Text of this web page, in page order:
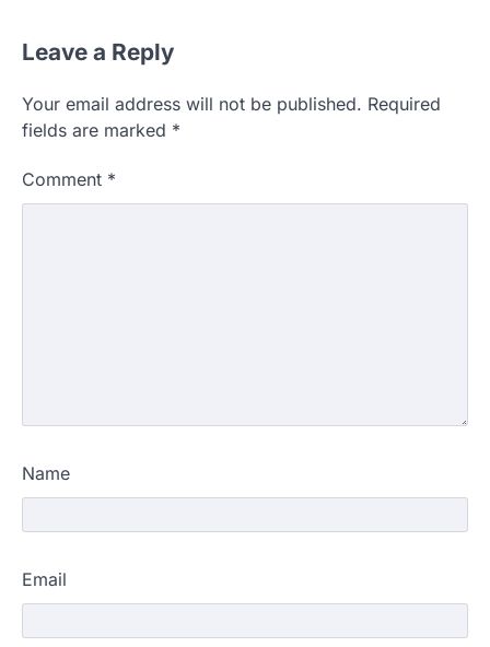
Leave a Reply
Your email address will not be published. Required
fields are marked *
Comment *
Name
Email